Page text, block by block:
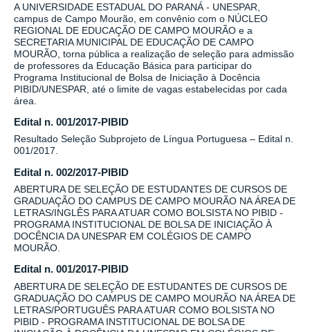
A UNIVERSIDADE ESTADUAL DO PARANÁ - UNESPAR,
campus de Campo Mourão, em convênio com o NÚCLEO
REGIONAL DE EDUCAÇÃO DE CAMPO MOURÃO e a
SECRETARIA MUNICIPAL DE EDUCAÇÃO DE CAMPO
MOURÃO, torna pública a realização de seleção para admissão
de professores da Educação Básica para participar do
Programa Institucional de Bolsa de Iniciação à Docência
PIBID/UNESPAR, até o limite de vagas estabelecidas por cada
área.
Edital n. 001/2017-PIBID
Resultado Seleção Subprojeto de Língua Portuguesa – Edital n.
001/2017.
Edital n. 002/2017-PIBID
ABERTURA DE SELEÇÃO DE ESTUDANTES DE CURSOS DE
GRADUAÇÃO DO CAMPUS DE CAMPO MOURÃO NA ÁREA DE
LETRAS/INGLÊS PARA ATUAR COMO BOLSISTA NO PIBID -
PROGRAMA INSTITUCIONAL DE BOLSA DE INICIAÇÃO À
DOCÊNCIA DA UNESPAR EM COLÉGIOS DE CAMPO
MOURÃO.
Edital n. 001/2017-PIBID
ABERTURA DE SELEÇÃO DE ESTUDANTES DE CURSOS DE
GRADUAÇÃO DO CAMPUS DE CAMPO MOURÃO NA ÁREA DE
LETRAS/PORTUGUÊS PARA ATUAR COMO BOLSISTA NO
PIBID - PROGRAMA INSTITUCIONAL DE BOLSA DE